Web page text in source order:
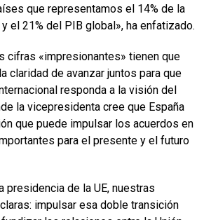
que representamos el 14% de la
el 21% del PIB global», ha enfatizado.
cifras «impresionantes» tienen que
claridad de avanzar juntos para que
responda a la visión del
la vicepresidenta cree que España
que puede impulsar los acuerdos en
para el presente y el futuro
presidencia de la UE, nuestras
impulsar esa doble transición